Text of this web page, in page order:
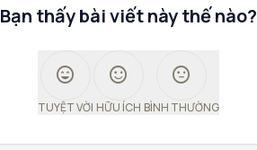
Bạn thấy bài viết này thế nào?
sentiment_very_satisfied
TUYỆT VỜI
sentiment_satisfied
HỮU ÍCH
sentiment_neutral
BÌNH THƯỜNG